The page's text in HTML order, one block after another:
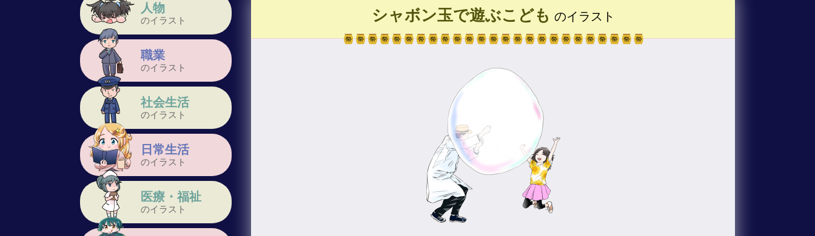
人物
のイラスト
職業
のイラスト
社会生活
のイラスト
日常生活
のイラスト
医療・福祉
のイラスト
シャボン玉で遊ぶこども のイラスト